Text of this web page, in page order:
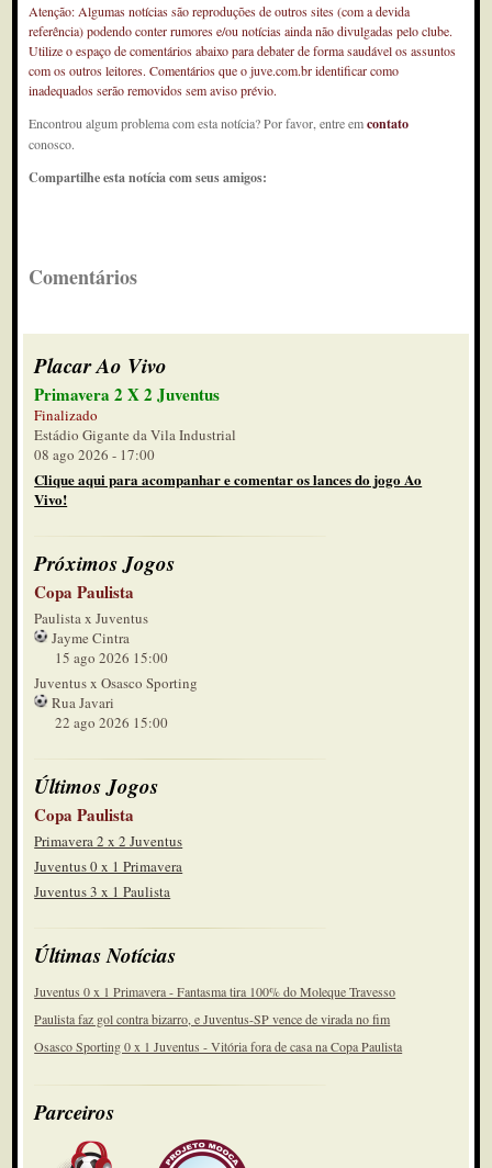
Atenção: Algumas notícias são reproduções de outros sites (com a devida
referência) podendo conter rumores e/ou notícias ainda não divulgadas pelo clube.
Utilize o espaço de comentários abaixo para debater de forma saudável os assuntos
com os outros leitores. Comentários que o juve.com.br identificar como
inadequados serão removidos sem aviso prévio.
Encontrou algum problema com esta notícia? Por favor, entre emcontato
conosco.
Compartilhe esta notícia com seus amigos:
Comentários
Placar Ao Vivo
Primavera 2 X 2 Juventus
Finalizado
Estádio Gigante da Vila Industrial
08 ago 2026 - 17:00
Clique aqui para acompanhar e comentar os lances do jogo Ao
Vivo!
Próximos Jogos
Copa Paulista
Paulista x Juventus
Jayme Cintra
15 ago 2026 15:00
Juventus x Osasco Sporting
Rua Javari
22 ago 2026 15:00
Últimos Jogos
Copa Paulista
Primavera 2 x 2 Juventus
Juventus 0 x 1 Primavera
Juventus 3 x 1 Paulista
Últimas Notícias
Juventus 0 x 1 Primavera - Fantasma tira 100% do Moleque Travesso
Paulista faz gol contra bizarro, e Juventus-SP vence de virada no fim
Osasco Sporting 0 x 1 Juventus - Vitória fora de casa na Copa Paulista
Parceiros